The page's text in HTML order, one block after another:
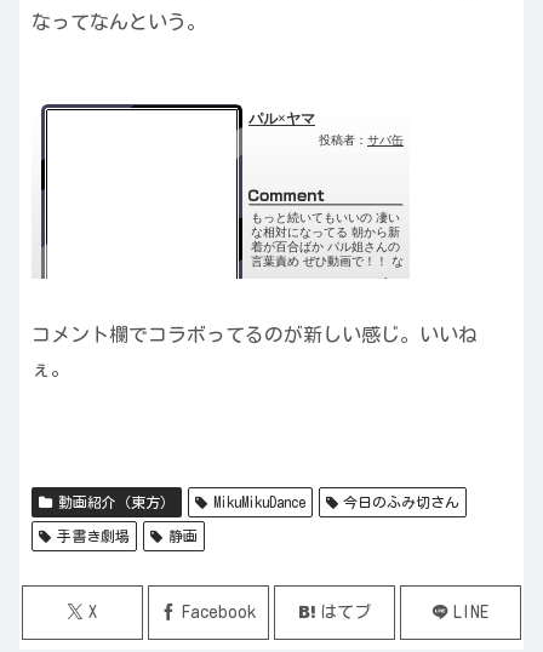
なってなんという。
コメント欄でコラボってるのが新しい感じ。いいね
ぇ。
動画紹介（東方） MikuMikuDance 今日のふみ切さん
手書き劇場 静画
X Facebook はてブ LINE